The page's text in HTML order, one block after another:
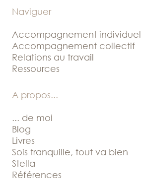
Naviguer
Accompagnement individuel
Accompagnement collectif
Relations au travail
Ressources
A propos...
... de moi
Blog
Livres
Sois tranquille, tout va bien
Stella
Références